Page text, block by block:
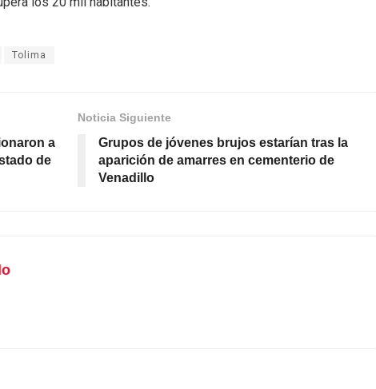
Tolima
a
de
Noticia Siguiente
Grupos de jóvenes brujos estarían tras la
aparición de amarres en cementerio de
Venadillo